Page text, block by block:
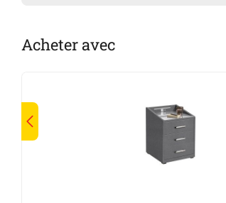
Acheter avec